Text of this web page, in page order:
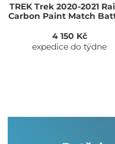
TREK Trek 2020-2021
Carbon Paint Match
Covers Carbon/Trek
4 150 Kč
expedice do týdne